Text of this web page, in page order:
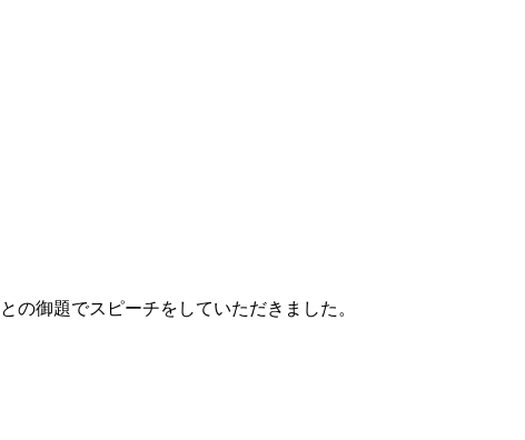
御題でスピーチをしていただきました。